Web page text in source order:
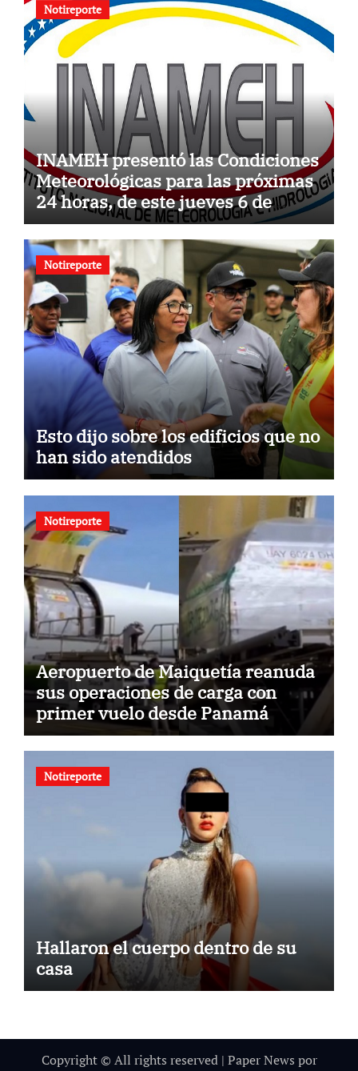
Notireporte
INAMEH presentó las Condiciones
Meteorológicas para las próximas
24 horas, de este jueves 6 de
agosto 2026
Notireporte
Esto dijo sobre los edificios que no
han sido atendidos
Notireporte
Aeropuerto de Maiquetía reanuda
sus operaciones de carga con
primer vuelo desde Panamá
Notireporte
Hallaron el cuerpo dentro de su
casa
Copyright © All rights reserved | Paper News por